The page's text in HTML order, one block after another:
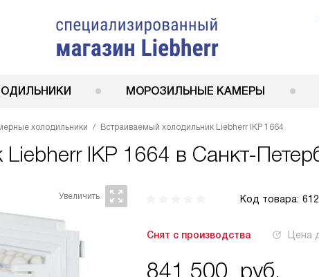
МОРОЗИЛЬНЫЕ КАМЕРЫ
холодильники Встраиваемый холодильник Liebherr IKP 1664
Liebherr IKP 1664 в Санкт-
Код товара:
Снят с производства Цена
841 500 руб.